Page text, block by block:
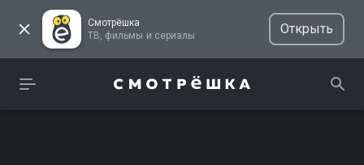
Смотрёшка
ТВ, фильмы и сериалы
Открыть